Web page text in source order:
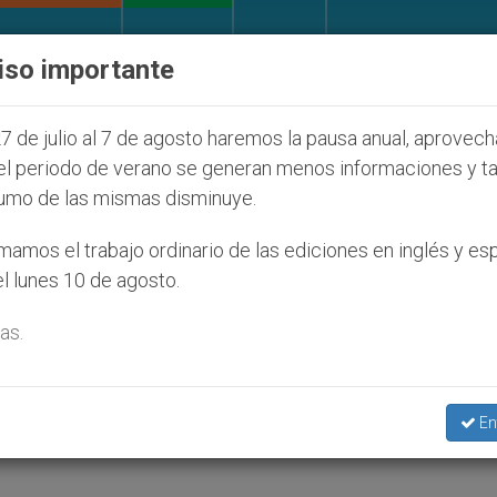
de colonos judíos que afecta a cristianos (y
de la libertad religiosa
importante
de julio al 7 de agosto haremos la pausa anual,
periodo de verano se generan menos informaciones y
de las mismas disminuye.
el trabajo ordinario de las ediciones en inglés y
lunes 10 de agosto.